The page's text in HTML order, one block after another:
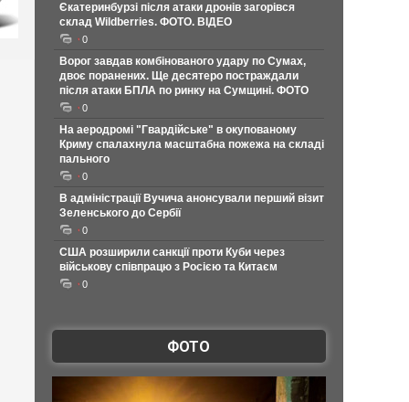
Єкатеринбурзі після атаки дронів загорівся
склад Wildberries. ФОТО. ВІДЕО
0
Ворог завдав комбінованого удару по Сумах,
двоє поранених. Ще десятеро постраждали
після атаки БПЛА по ринку на Сумщині. ФОТО
0
На аеродромі "Гвардійське" в окупованому
Криму спалахнула масштабна пожежа на складі
пального
0
В адміністрації Вучича анонсували перший візит
Зеленського до Сербії
0
США розширили санкції проти Куби через
військову співпрацю з Росією та Китаєм
0
ФОТО